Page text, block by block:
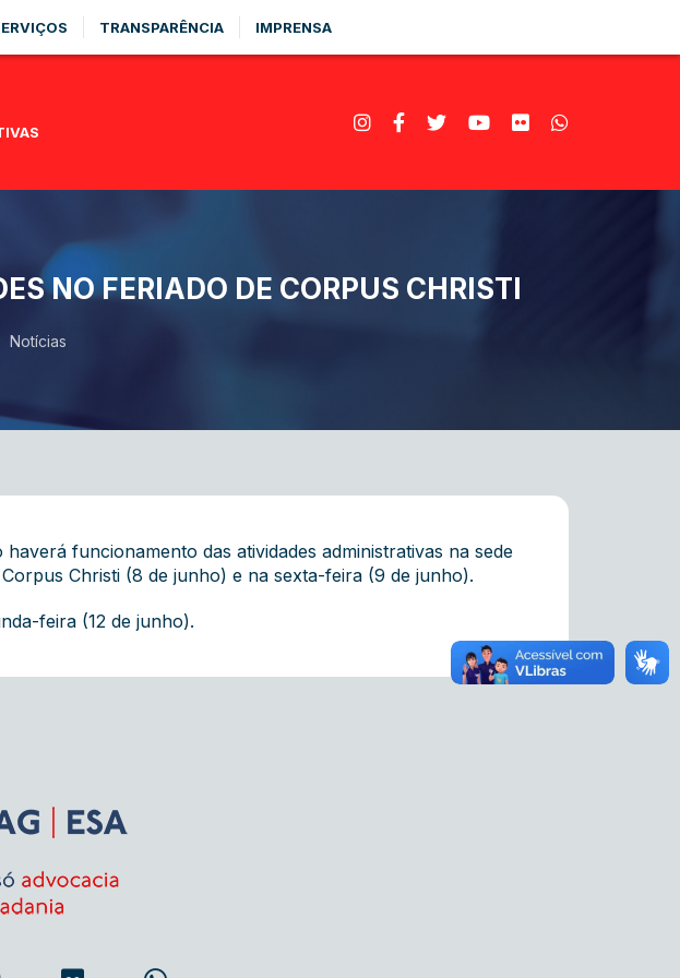
TRANSPARÊNCIA IMPRENSA
NO FERIADO DE CORPUS CHRISTI
Notícias
funcionamento das atividades administrativas na sede
Christi (8 de junho) e na sexta-feira (9 de junho).
feira (12 de junho).